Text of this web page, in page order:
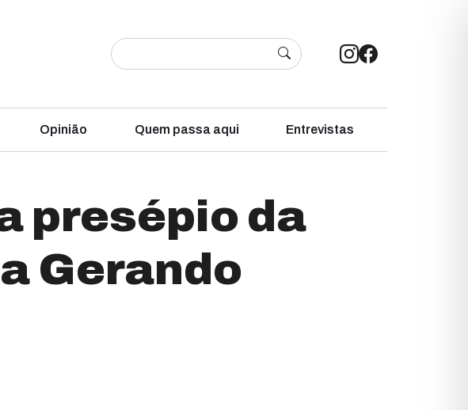
Opinião Quem passa aqui Entrevistas
presépio da
Gerando